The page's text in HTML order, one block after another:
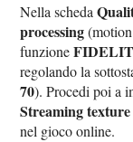
Nella scheda
processing
funzione
regolando la
70). Procedi poi a
Streaming
nel gioco online.